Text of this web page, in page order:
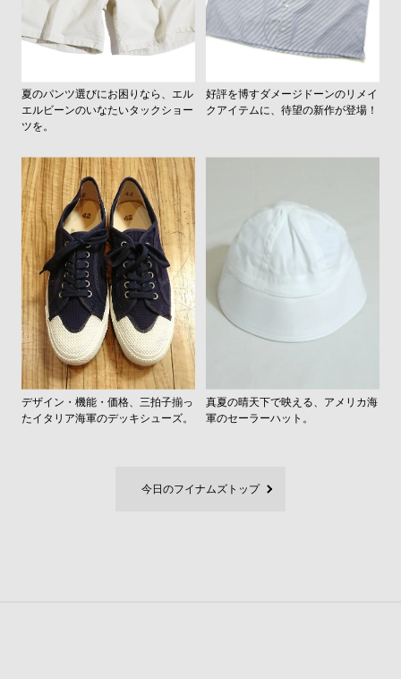
夏のパンツ選びにお困りなら、エル
エルビーンのいなたいタックショー
ツを。
好評を博すダメージドーンのリメイ
クアイテムに、待望の新作が登場！
デザイン・機能・価格、三拍子揃っ
たイタリア海軍のデッキシューズ。
真夏の晴天下で映える、アメリカ海
軍のセーラーハット。
今日のフイナムズトップ